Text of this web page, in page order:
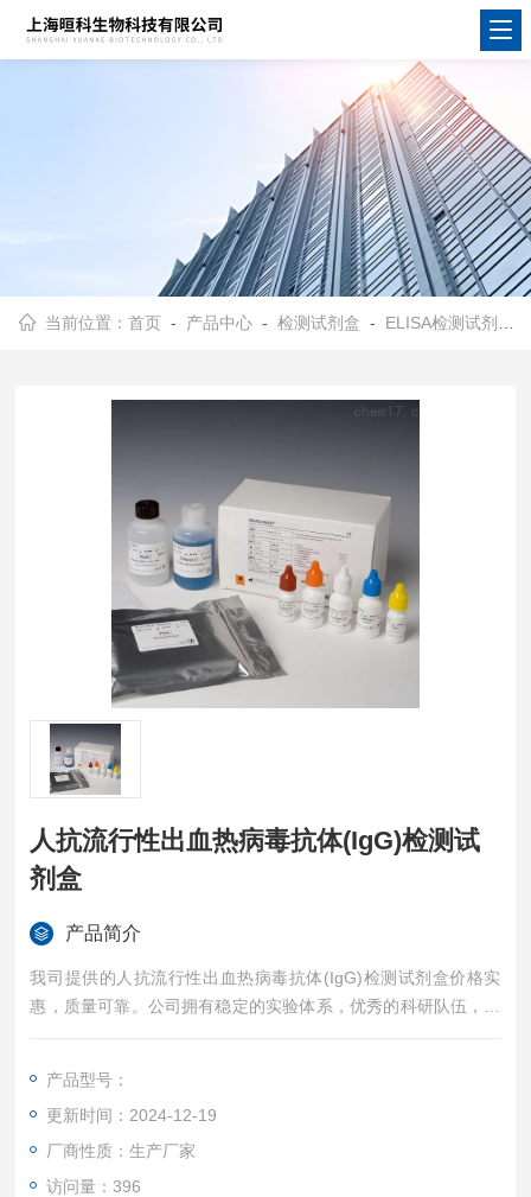
当前位置：首页 - 产品中心 -检测试剂盒 - ELISA检测试剂盒
人抗流行性出血热病毒抗体(IgG)检测试
剂盒
产品简介
我司提供的人抗流行性出血热病毒抗体(IgG)检测试剂盒价格实
惠，质量可靠。公司拥有稳定的实验体系，优秀的科研队伍，准
确的实验结果，是您值得信赖的合作伙伴，凡购买我司的试剂盒
产品型号：
更新时间：2024-12-19
厂商性质：生产厂家
访问量：396